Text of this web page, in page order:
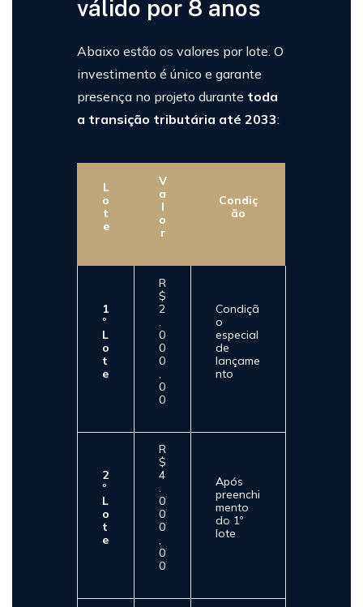
válido por 8 anos
Abaixo estão os valores por lote. O
investimento é único e garante
presença no projeto durante toda
a transição tributária até 2033:
L
o
t
e
V
a
l
o
r
Condiç
ão
1
º
L
o
t
e
R
$
2
.
0
0
0
,
0
0
Condiçã
o
especial
de
lançame
nto
2
º
L
o
t
e
R
$
4
.
0
0
0
,
0
0
Após
preenchi
mento
do 1º
lote